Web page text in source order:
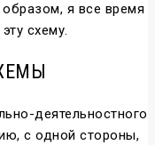
я все время
схему.
деятельностного
с одной стороны,